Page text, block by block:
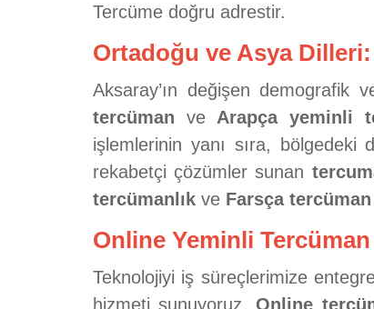
Tercüme doğru adrestir.
Ortadoğu ve Asya
Aksaray’ın değişen demografik
tercüman ve Arapça yeminli
işlemlerinin yanı sıra, bölgedeki
rekabetçi çözümler sunan
tercümanlık ve Farsça tercüman
Online Yeminli
Teknolojiyi iş süreçlerimize
hizmeti sunuyoruz. Online